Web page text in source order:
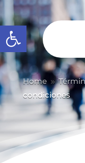
Abrir barra de
Home 9
condiciones